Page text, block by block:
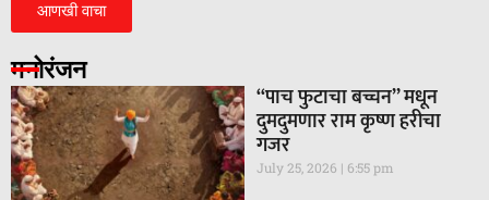
आणखी वाचा
मनोरंजन
“पाच फुटाचा बच्चन” मधून
दुमदुमणार राम कृष्ण हरीचा
गजर
July 25, 2026 6:55 pm